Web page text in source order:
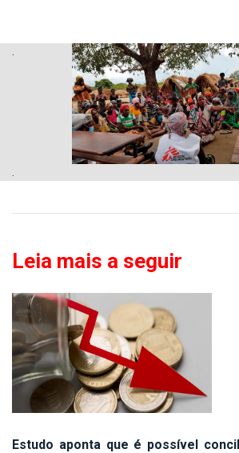
Leia mais a seguir
Estudo aponta que é possível